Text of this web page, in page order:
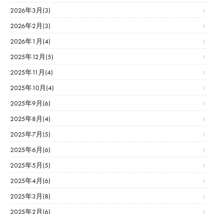
2026年3月(3)
2026年2月(3)
2026年1月(4)
2025年12月(5)
2025年11月(4)
2025年10月(4)
2025年9月(6)
2025年8月(4)
2025年7月(5)
2025年6月(6)
2025年5月(5)
2025年4月(6)
2025年3月(8)
2025年2月(6)